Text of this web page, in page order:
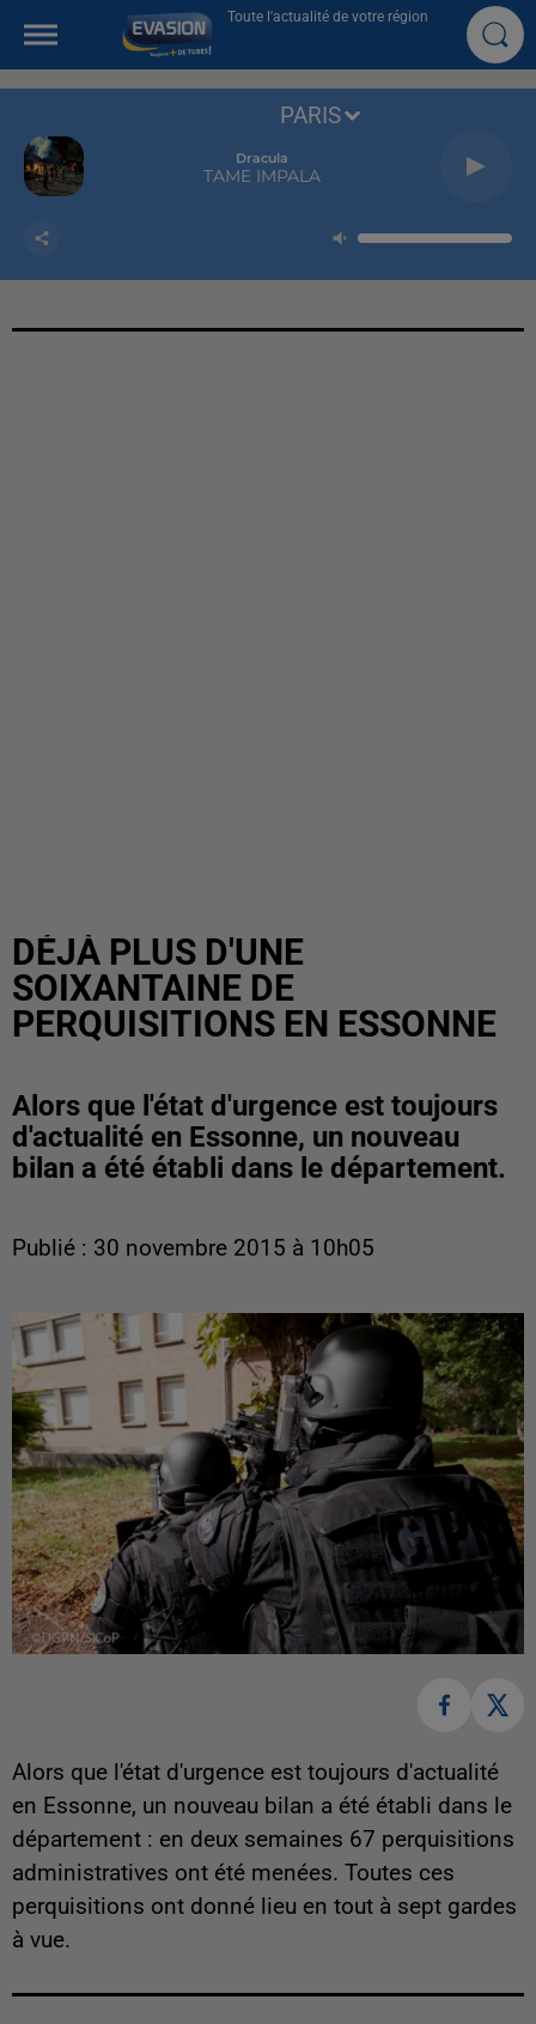
Toute l'actualité de votre région
Dracula
TAME IMPALA
PARIS
DÉJÀ PLUS D'UNE
SOIXANTAINE DE
PERQUISITIONS EN ESSONNE
Alors que l'état d'urgence est toujours
d'actualité en Essonne, un nouveau
bilan a été établi dans le département.
Publié : 30 novembre 2015 à 10h05
Alors que l'état d'urgence est toujours d'actualité
en Essonne, un nouveau bilan a été établi dans le
département : en deux semaines 67 perquisitions
administratives ont été menées. Toutes ces
perquisitions ont donné lieu en tout à sept gardes
à vue.